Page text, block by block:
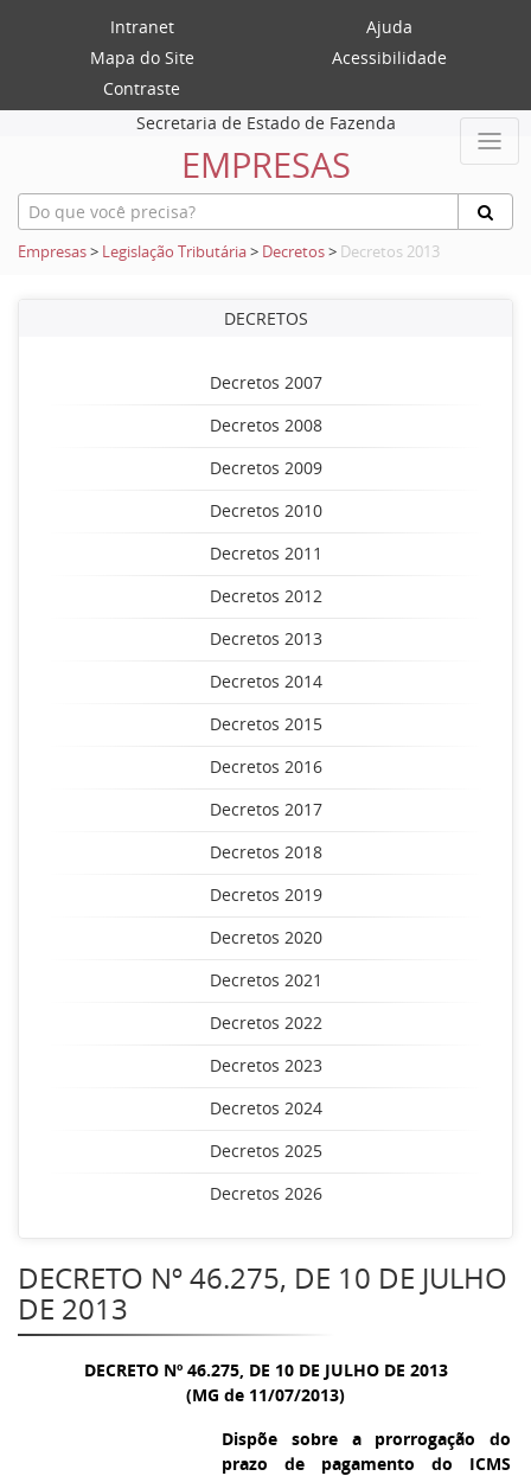
Intranet
Ajuda
Mapa do Site
Acessibilidade
Contraste
Secretaria de Estado de Fazenda
EMPRESAS
Empresas> Legislação Tributária> Decretos> Decretos 2013
DECRETOS
Decretos 2007
Decretos 2008
Decretos 2009
Decretos 2010
Decretos 2011
Decretos 2012
Decretos 2013
Decretos 2014
Decretos 2015
Decretos 2016
Decretos 2017
Decretos 2018
Decretos 2019
Decretos 2020
Decretos 2021
Decretos 2022
Decretos 2023
Decretos 2024
Decretos 2025
Decretos 2026
DECRETO Nº 46.275, DE 10 DE JULHO
DE 2013
DECRETO Nº 46.275, DE 10 DE JULHO DE 2013
(MG de 11/07/2013)
Dispõe sobre a prorrogação do
prazo de pagamento do ICMS